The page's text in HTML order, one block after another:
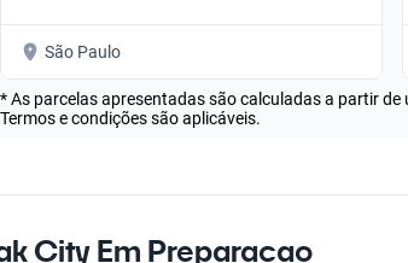
São Paulo
* As parcelas apresentadas são calculadas a partir
Termos e condições são aplicáveis.
City Em Preparacao